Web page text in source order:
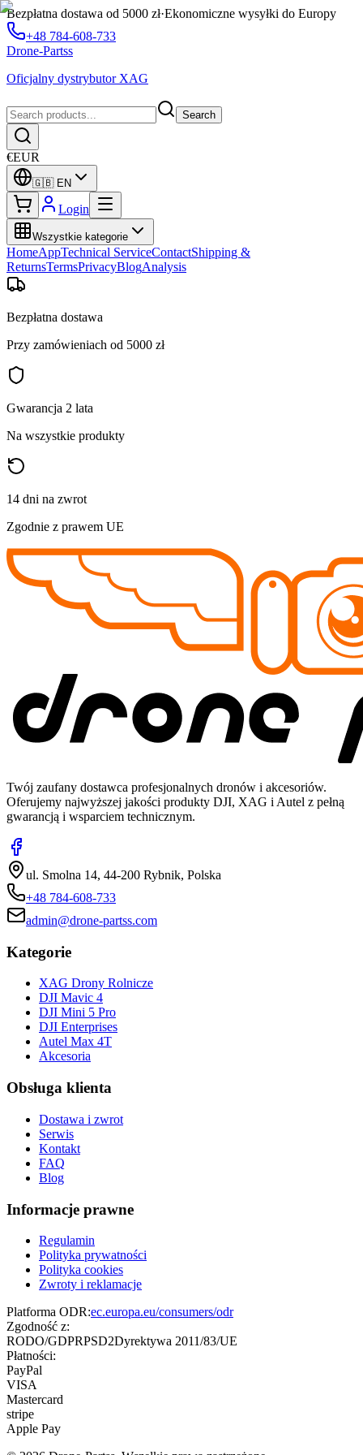
Bezpłatna dostawa od 5000 zł·Ekonomiczne wysyłki do Europy
+48 784-608-733
Drone-Partss
Oficjalny dystrybutor XAG
Search
€EUR
🇬🇧 EN
Login
Wszystkie kategorie
HomeAppTechnical ServiceContactShipping &
ReturnsTermsPrivacyBlogAnalysis
Bezpłatna dostawa
Przy zamówieniach od 5000 zł
Gwarancja 2 lata
Na wszystkie produkty
14 dni na zwrot
Zgodnie z prawem UE
Twój zaufany dostawca profesjonalnych dronów i akcesoriów.
Oferujemy najwyższej jakości produkty DJI, XAG i Autel z pełną
gwarancją i wsparciem technicznym.
ul. Smolna 14, 44-200 Rybnik, Polska
+48 784-608-733
admin@drone-partss.com
Kategorie
XAG Drony Rolnicze
DJI Mavic 4
DJI Mini 5 Pro
DJI Enterprises
Autel Max 4T
Akcesoria
Obsługa klienta
Dostawa i zwrot
Serwis
Kontakt
FAQ
Blog
Informacje prawne
Regulamin
Polityka prywatności
Polityka cookies
Zwroty i reklamacje
Platforma ODR:ec.europa.eu/consumers/odr
Zgodność z:
RODO/GDPRPSD2Dyrektywa 2011/83/UE
Płatności:
PayPal
VISA
Mastercard
stripe
Apple Pay